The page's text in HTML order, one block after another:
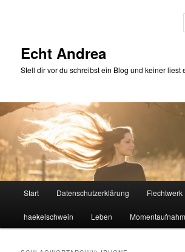
Echt Andrea
Stell dir vor du schreibst ein Blog und keiner liest
Start Datenschutzerklärung Flechtwerk
haekelschwein Leben